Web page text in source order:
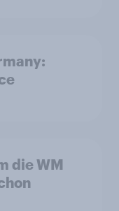
die WM